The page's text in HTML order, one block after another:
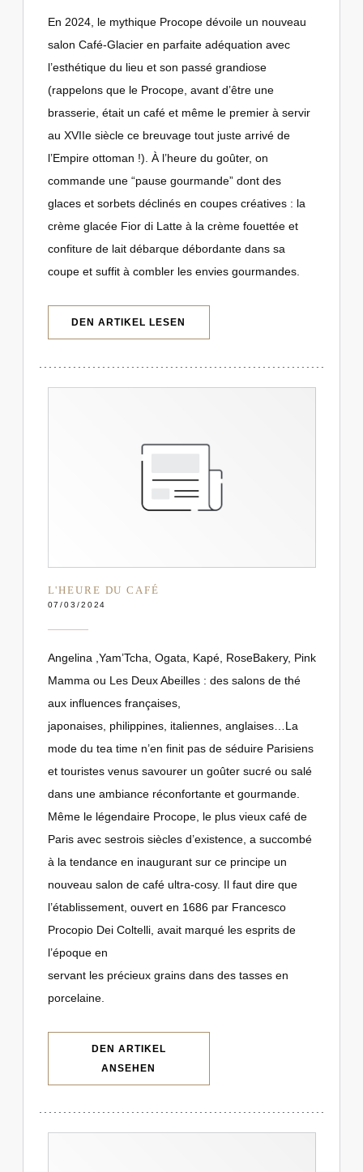
En 2024, le mythique Procope dévoile un nouveau
salon Café-Glacier en parfaite adéquation avec
l’esthétique du lieu et son passé grandiose
(rappelons que le Procope, avant d’être une
brasserie, était un café et même le premier à servir
au XVIIe siècle ce breuvage tout juste arrivé de
l’Empire ottoman !). À l’heure du goûter, on
commande une “pause gourmande” dont des
glaces et sorbets déclinés en coupes créatives : la
crème glacée Fior di Latte à la crème fouettée et
confiture de lait débarque débordante dans sa
coupe et suffit à combler les envies gourmandes.
DEN ARTIKEL LESEN
L'HEURE DU CAFÉ
07/03/2024
Angelina ,Yam’Tcha, Ogata, Kapé, RoseBakery, Pink
Mamma ou Les Deux Abeilles : des salons de thé
aux influences françaises,
japonaises, philippines, italiennes, anglaises…La
mode du tea time n’en finit pas de séduire Parisiens
et touristes venus savourer un goûter sucré ou salé
dans une ambiance réconfortante et gourmande.
Même le légendaire Procope, le plus vieux café de
Paris avec sestrois siècles d’existence, a succombé
à la tendance en inaugurant sur ce principe un
nouveau salon de café ultra-cosy. Il faut dire que
l’établissement, ouvert en 1686 par Francesco
Procopio Dei Coltelli, avait marqué les esprits de
l’époque en
servant les précieux grains dans des tasses en
porcelaine.
DEN ARTIKEL
ANSEHEN